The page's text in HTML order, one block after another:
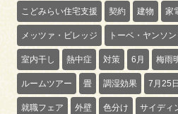
こどみらい住宅支援 契約 建物 家
メッツァ・ビレッジ トーベ・ヤンソン
室内干し 熱中症 対策 6月 梅雨
ルームツアー 畳 調湿効果 7月25日
就職フェア 外壁 色分け サイディ